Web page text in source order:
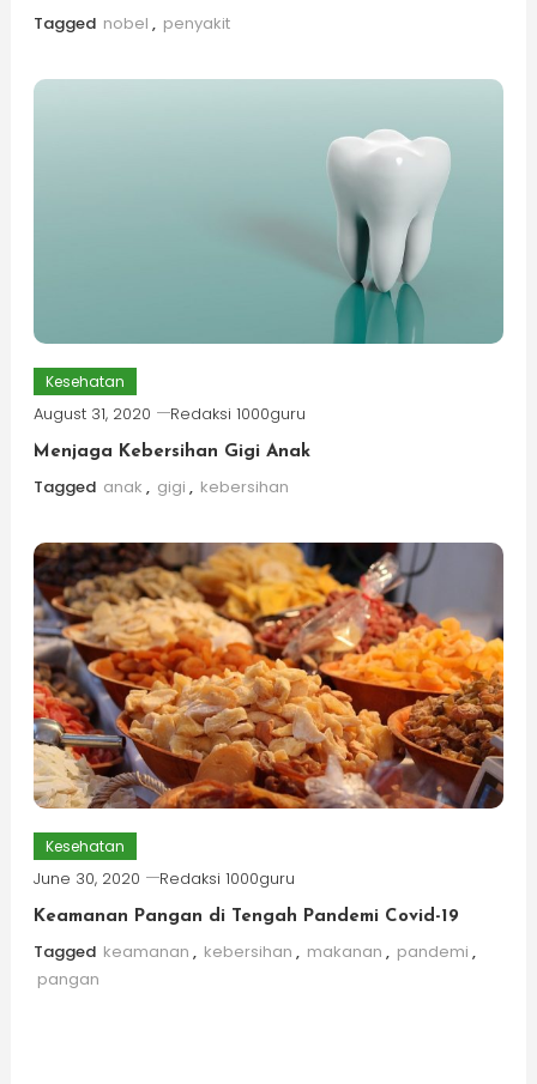
Tagged nobel , penyakit
Kesehatan
August 31, 2020 Redaksi 1000guru
Menjaga Kebersihan Gigi Anak
Tagged anak , gigi , kebersihan
Kesehatan
June 30, 2020 Redaksi 1000guru
Keamanan Pangan di Tengah Pandemi Covid-19
Tagged keamanan , kebersihan , makanan , pandemi ,
pangan